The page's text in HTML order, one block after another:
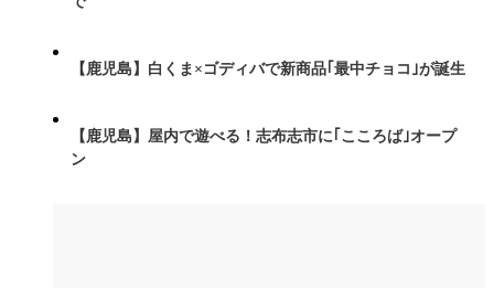
【鹿児島】白くま×ゴディバで新商品｢最中チョコ｣が誕生
【鹿児島】屋内で遊べる！志布志市に｢こころば｣オープ
ン